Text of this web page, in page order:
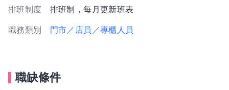
排班制度 排班制，每月更新班表
職務類別 門市／店員／專櫃人員
職缺條件